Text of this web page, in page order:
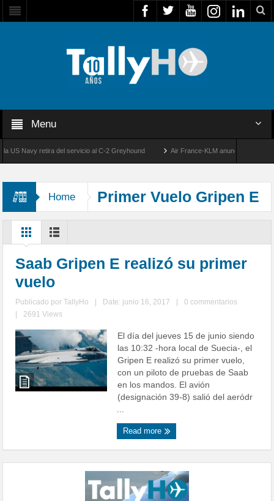
Menu
Navy retira del servicio al C-2 Greyhound Air France-KLM anuncia a Guilhem
Home Primer Vuelo Gripen E
Saab Gripen E realizó su primer
vuelo
Publicado porTallyHo Date: junio 16, 2017
0 commentarios
2691 Views
El día del jueves 15 de junio siendo
las 10:32 -hora local de Suecia-, el
Gripen E realizó su primer vuelo,
con un piloto de pruebas de Saab
en los mandos. El avión
(designación 39-8) salió del aeródr
...
Read more